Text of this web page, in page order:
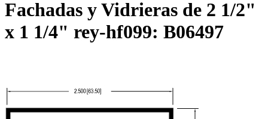
Fachadas y Vidrieras de 2 1/2"
x 1 1/4" rey-hf099: B06497